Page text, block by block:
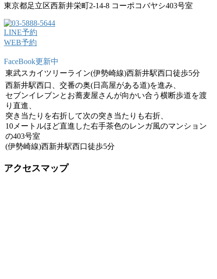
東京都足立区西新井栄町2-14-8 コーポコバヤシ403号室
LINE予約
WEB予約
FaceBook更新中
東武スカイツリーライン(伊勢崎線)西新井駅西口徒歩5分
西新井駅西口、交番の奥(日高屋がある道)を進み、
セブンイレブンとお蕎麦屋さんが向かい合う横断歩道を渡
り直進、
突き当たりを右折して次の突き当たりも右折、
10メートルほど直進した右手茶色のレンガ風のマンション
の403号室
(伊勢崎線)西新井駅西口徒歩5分
アクセスマップ